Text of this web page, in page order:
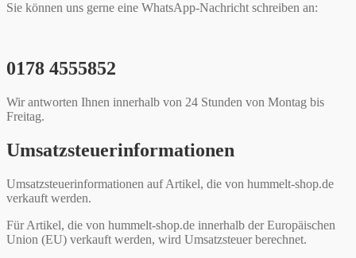
Sie können uns gerne eine WhatsApp-Nachricht schreiben an:
0178 4555852
Wir antworten Ihnen innerhalb von 24 Stunden von Montag bis
Freitag.
Umsatzsteuerinformationen
Umsatzsteuerinformationen auf Artikel, die von hummelt-shop.de
verkauft werden.
Für Artikel, die von hummelt-shop.de innerhalb der Europäischen
Union (EU) verkauft werden, wird Umsatzsteuer berechnet.